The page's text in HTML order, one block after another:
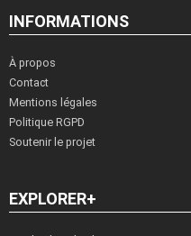
INFORMATIONS
À propos
Contact
Mentions légales
Politique RGPD
Soutenir le projet
EXPLORER+